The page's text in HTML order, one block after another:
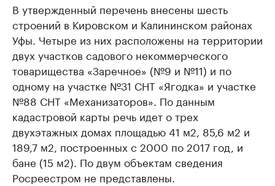
В утвержденный перечень внесены шесть
строений в Кировском и Калининском районах
Уфы. Четыре из них расположены на территории
двух участков садового некоммерческого
товарищества «Заречное» (№9 и №11) и по
одному на участке №31 СНТ «Ягодка» и участке
№88 СНТ «Механизаторов». По данным
кадастровой карты речь идет о трех
двухэтажных домах площадью 41 м2, 85,6 м2 и
189,7 м2, построенных с 2000 по 2017 год, и
бане (15 м2). По двум объектам сведения
Росреестром не представлены.